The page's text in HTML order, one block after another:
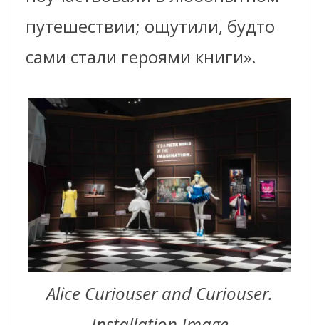
путешествии; ощутили, будто
сами стали героями книги».
Alice Curiouser and Curiouser.